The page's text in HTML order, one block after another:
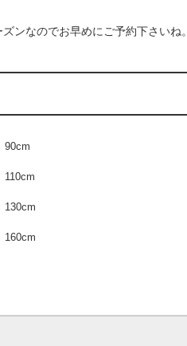
ンなのでお早めにご予約下さいね。
90cm
110cm
130cm
160cm